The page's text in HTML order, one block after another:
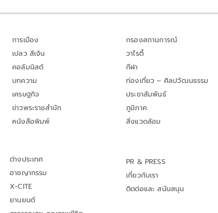
การเมือง
เปลว สีเงิน
คอลัมนิสต์
บทความ
เศรษฐกิจ
ข่าวพระราชสำนัก
หนังสือพิมพ์
กรองสถานการณ์
วาไรตี้
กีฬา
ท่องเที่ยว – ศิลปวัฒนธรรม
ประชาสัมพันธ์
ภูมิภาค
สิ่งแวดล้อม
ต่างประเทศ
อาชญากรรม
X-CITE
ยานยนต์
PR & PRESS
เกี่ยวกับเรา
ติดต่อและ สนับสนุน